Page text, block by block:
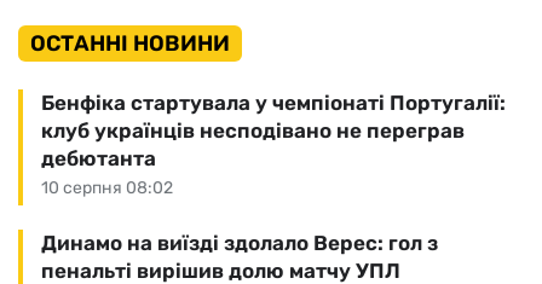
ОСТАННІ НОВИНИ
10 серпня 08:02
Бенфіка стартувала у чемпіонаті Португалії:
клуб українців несподівано не переграв
дебютанта
Динамо на виїзді здолало Верес: гол з
пенальті вирішив долю матчу УПЛ